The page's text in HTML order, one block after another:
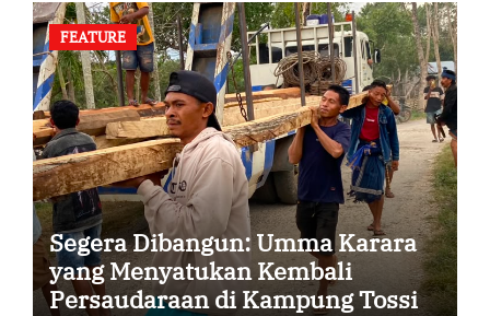
FEATURE
Segera Dibangun: Umma Karara
yang Menyatukan Kembali
Persaudaraan di Kampung Tossi